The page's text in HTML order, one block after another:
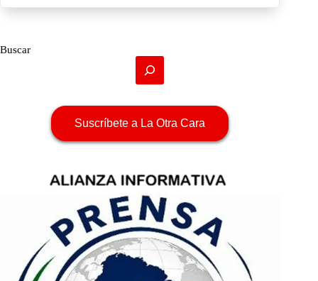
Buscar
Suscríbete a La Otra Cara